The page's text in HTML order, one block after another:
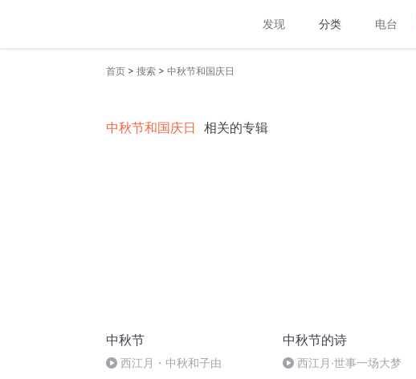
发现 分类 电台
首页 > 搜索 > 中秋节和国庆日
中秋节和国庆日 相关的专辑
中秋节
西江月・中秋和子由
中秋节的诗
西江月·世事一场大梦